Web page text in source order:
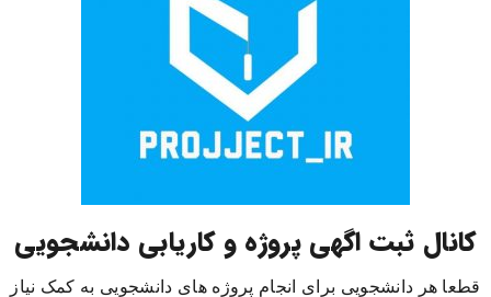
کانال ثبت اگهی پروژه و کاریابی دانشجویی
قطعا هر دانشجویی برای انجام پروژه های دانشجویی به کمک نیاز